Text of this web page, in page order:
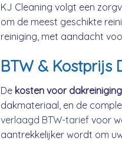
KJ Cleaning volgt een
om de meest geschikte
reiniging, met aandacht
BTW & Kostprijs
De kosten voor
dakmateriaal, en de
verlaagd BTW-tarief voor
aantrekkelijker wordt om